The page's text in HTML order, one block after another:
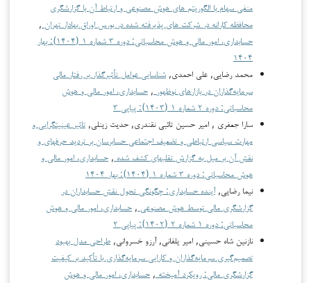
منفی سهام با الگوریتم های هوش مصنوعی و ارتباط آن با گزارشگری
محافظه کارانه در شرکت های پذیرفته شده در بورس اوراق بهادار تهران ,
حسابداری، امور مالی و هوش محاسباتی: دوره ۳ شماره ۱ (۱۴۰۴): بهار
۱۴۰۴
محمد رضایی, علی احمدی, شناسایی عوامل تأثیرگذار بر رفتار مالی
سرمایه‌گذاران در بازارهای نوظهور , حسابداری، امور مالی و هوش
محاسباتی: دوره ۲ شماره ۱ (۱۴۰۳): پیاپی ۳
سارا جعفری , امیر حسین تائبی نقندری, حدیث زینلی, تاثیر عینیت­گرایی و
مهارت سیاسی ارتباطی و تضعیف اجتماعی حسابرسان بر تردید حرفه­ای و
نقش آن بر میل به گزارش تقلب­های کشف شده , حسابداری، امور مالی و
هوش محاسباتی: دوره ۳ شماره ۱ (۱۴۰۴): بهار ۱۴۰۴
نیما رضایی,آینده حسابداری: چگونگی تحول نقش حسابداران در
گزارشگری مالی توسط هوش مصنوعی , حسابداری، امور مالی و هوش
محاسباتی: دوره ۱ شماره ۲ (۱۴۰۲): پیاپی ۲
نازنین شاه حسینی, امیر یلفانی, آرزو خسروانی, طراحی مدل بهبود
تصمیم‌گیری سرمایه‌گذاران و کارایی سرمایه‌گذاری با تأکید بر کیفیت
گزارشگری مالی: رویکرد آمیخته , حسابداری، امور مالی و هوش